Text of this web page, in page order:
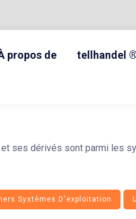
propos de tellhandel ®
Systèmes D'exploitation